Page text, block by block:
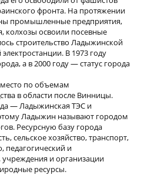
фронта. На протяжении
промышленные предприятия,
колхозы освоили посевные
строительство Ладыжинской
В 1973 году
а в 2000 году — статус города
по объемам
в области после Винницы.
— Ладыжинская ТЭС и
Ладыжин называют городом
Ресурсную базу города
сельское хозяйство, транспорт,
педагогический и
и организации
ресурсы.